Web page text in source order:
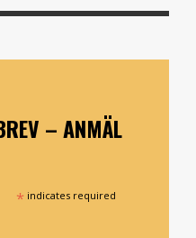
– ANMÄL
* indicates required